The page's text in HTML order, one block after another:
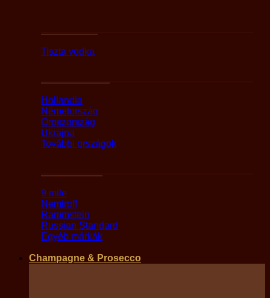
Tiszta vodka
Hollandia
Németország
Oroszország
Ukrajna
További országok
9 mile
Nemiroff
Rammstein
Russian Standard
Egyéb márkák
Champagne & Prosecco